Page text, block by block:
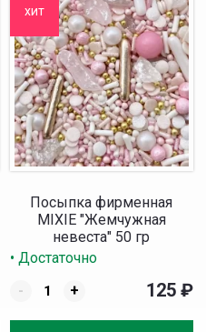
хит
Посыпка фирменная
MIXIE "Жемчужная
невеста" 50 гр
• Достаточно
-
+ 125 ₽